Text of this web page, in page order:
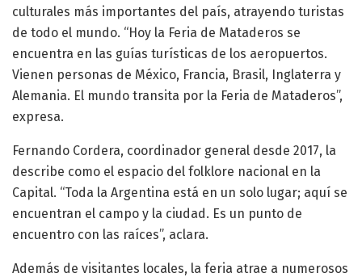
culturales más importantes del país, atrayendo turistas
de todo el mundo. “Hoy la Feria de Mataderos se
encuentra en las guías turísticas de los aeropuertos.
Vienen personas de México, Francia, Brasil, Inglaterra y
Alemania. El mundo transita por la Feria de Mataderos”,
expresa.
Fernando Cordera, coordinador general desde 2017, la
describe como el espacio del folklore nacional en la
Capital. “Toda la Argentina está en un solo lugar; aquí se
encuentran el campo y la ciudad. Es un punto de
encuentro con las raíces”, aclara.
Además de visitantes locales, la feria atrae a numerosos